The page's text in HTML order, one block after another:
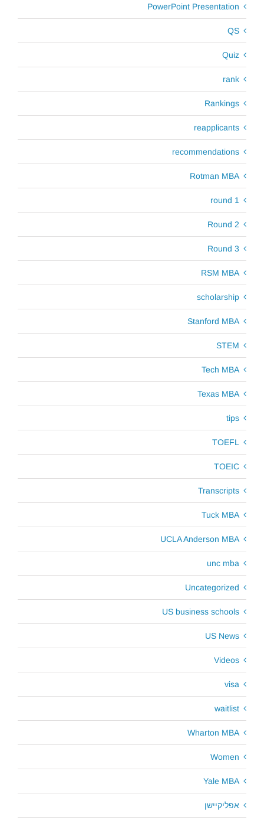
PowerPoint Presentation
QS
Quiz
rank
Rankings
reapplicants
recommendations
Rotman MBA
round 1
Round 2
Round 3
RSM MBA
scholarship
Stanford MBA
STEM
Tech MBA
Texas MBA
tips
TOEFL
TOEIC
Transcripts
Tuck MBA
UCLA Anderson MBA
unc mba
Uncategorized
US business schools
US News
Videos
visa
waitlist
Wharton MBA
Women
Yale MBA
אפליקיישן